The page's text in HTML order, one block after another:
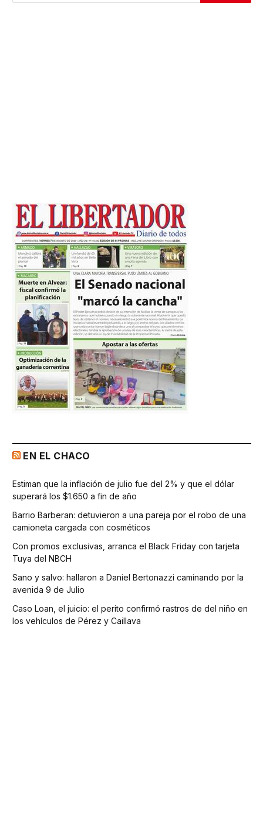
EN EL CHACO
Estiman que la inflación de julio fue del 2% y que el dólar
superará los $1.650 a fin de año
Barrio Barberan: detuvieron a una pareja por el robo de una
camioneta cargada con cosméticos
Con promos exclusivas, arranca el Black Friday con tarjeta
Tuya del NBCH
Sano y salvo: hallaron a Daniel Bertonazzi caminando por la
avenida 9 de Julio
Caso Loan, el juicio: el perito confirmó rastros de del niño en
los vehículos de Pérez y Caillava